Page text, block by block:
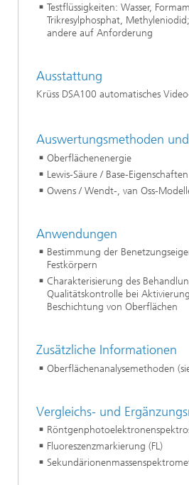
Testflüssigkeiten: Wasser,
Trikresylphosphat, Methyleniodid;
andere auf Anforderung
Ausstattung
Krüss DSA100 automatisches
Auswertungsmethoden
Oberflächenenergie
Lewis-Säure / Base-Eigenschaften
Owens / Wendt-, van Oss-
Anwendungen
Bestimmung der
Festkörpern
Charakterisierung des
Qualitätskontrolle bei
Beschichtung von Oberflächen
Zusätzliche Informationen
Oberflächenanalysemethoden
Vergleichs- und
Fluoreszenzmarkierung (FL)